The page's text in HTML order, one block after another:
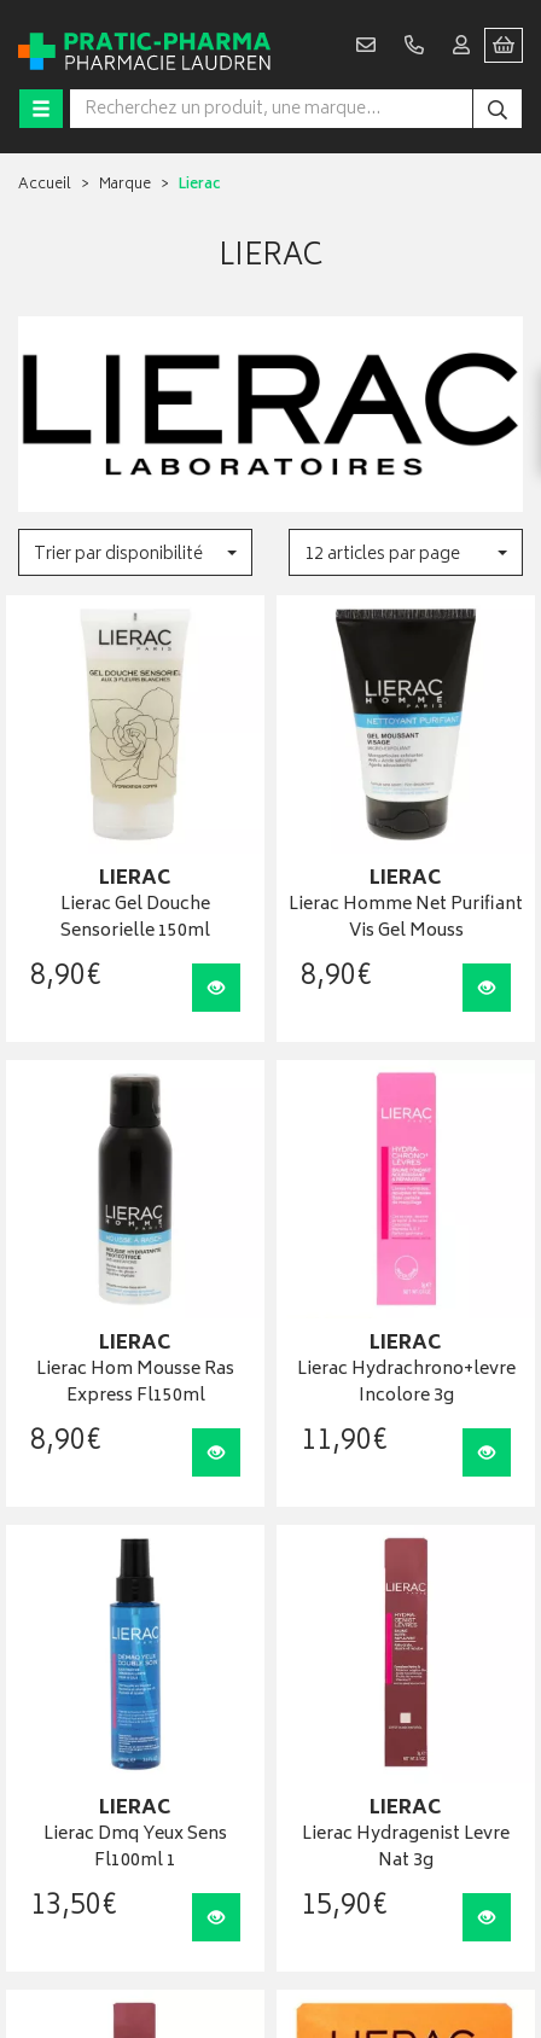
Accueil Marque Lierac
LIERAC
Trier par disponibilité 12 articles par page
LIERAC
Lierac Gel Douche
Sensorielle 150ml
8,90€ Visualiser
LIERAC
Lierac Homme Net Purifiant
Vis Gel Mouss
8,90€
LIERAC
Lierac Hom Mousse Ras
Express Fl150ml
8,90€ Visualiser
LIERAC
Lierac Hydrachrono+levre
Incolore 3g
11,90€
LIERAC
Lierac Dmq Yeux Sens
Fl100ml 1
13,50€ Visualiser
LIERAC
Lierac Hydragenist Levre
Nat 3g
15,90€